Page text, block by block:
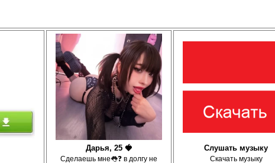
Дарья, 25 🍓
Сделаешь мне👅❓ в долгу не
Слушать музыку
Скачать музыку